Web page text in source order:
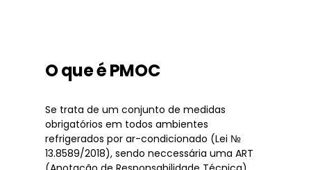
O que é PMOC
Se trata de um conjunto de medidas
obrigatórios em todos ambientes
refrigerados por ar-condicionado (Lei №
13.8589/2018), sendo neccessária uma ART